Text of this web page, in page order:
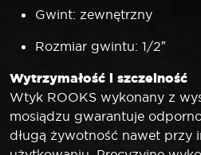
Gwint: zewnętrzny
Rozmiar gwintu: 1/2″
Wytrzymałość i szczelność
Wtyk ROOKS wykonany z
mosiądzu gwarantuje
długą żywotność nawet przy